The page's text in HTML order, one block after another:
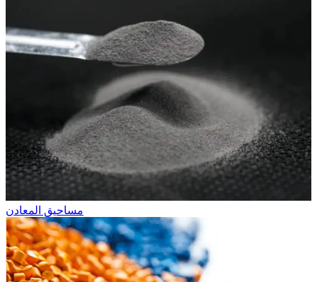
مساحيق المعادن